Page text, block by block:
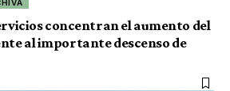
concentran el aumento del
al importante descenso de